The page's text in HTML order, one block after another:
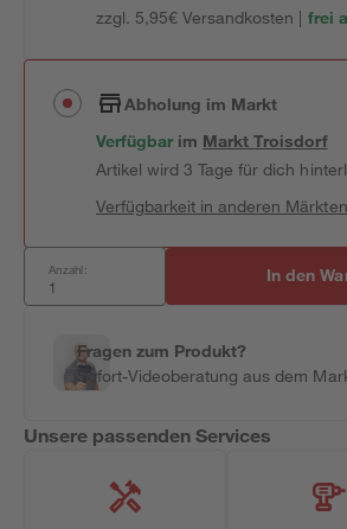
zzgl. 5,95€ Versandkosten | frei
Abholung im Markt
Verfügbar im MarktTroisdorf
Artikel wird 3 Tage für dich
Verfügbarkeit in anderen Märkten
Anzahl: In den
Fragen zum Produkt?
Sofort-Videoberatung aus dem
Unsere passenden Services